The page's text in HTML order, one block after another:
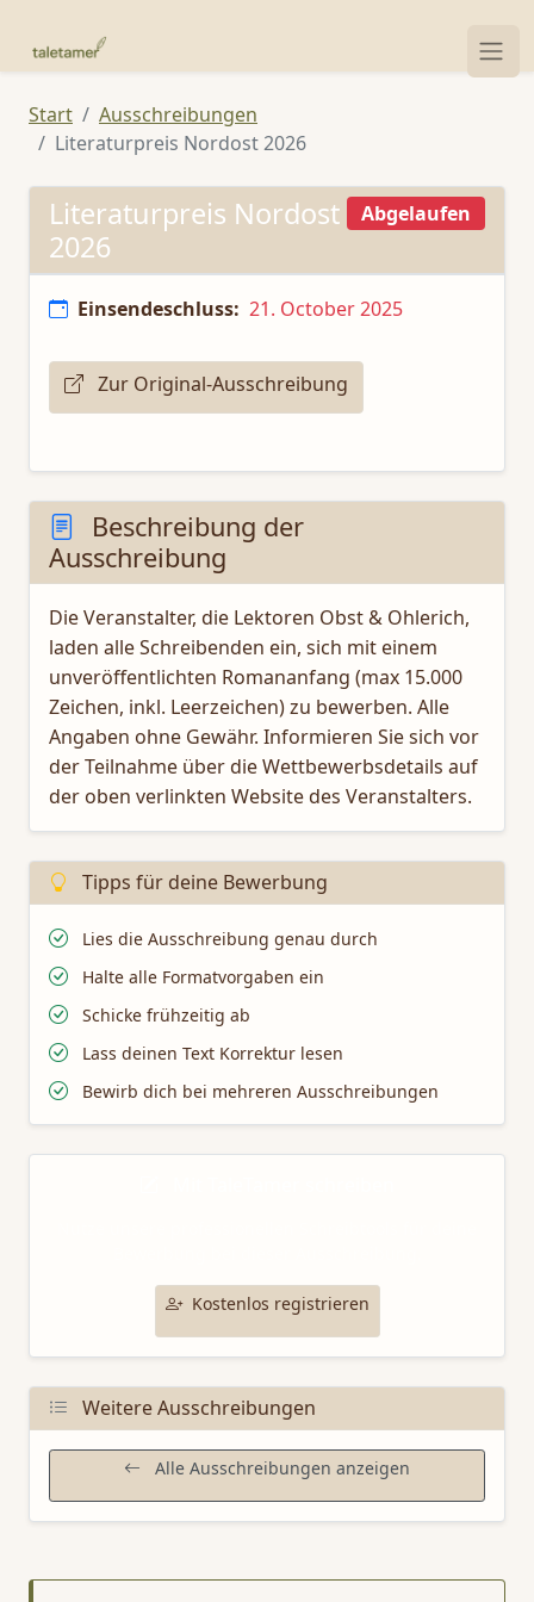
Start
Ausschreibungen
Literaturpreis Nordost 2026
Literaturpreis Nordost
2026
Abgelaufen
Einsendeschluss: 21. October 2025
Zur Original-Ausschreibung
Beschreibung der
Ausschreibung
Die Veranstalter, die Lektoren Obst & Ohlerich,
laden alle Schreibenden ein, sich mit einem
unveröffentlichten Romananfang (max 15.000
Zeichen, inkl. Leer­zei­chen) zu bewerben. Alle
Angaben ohne Gewähr. Informieren Sie sich vor
der Teilnahme über die Wettbewerbsdetails auf
der oben verlinkten Website des Veranstalters.
Tipps für deine Bewerbung
Lies die Ausschreibung genau durch
Halte alle Formatvorgaben ein
Schicke frühzeitig ab
Lass deinen Text Korrektur lesen
Bewirb dich bei mehreren Ausschreibungen
Kostenlos registrieren
Weitere Ausschreibungen
Alle Ausschreibungen anzeigen